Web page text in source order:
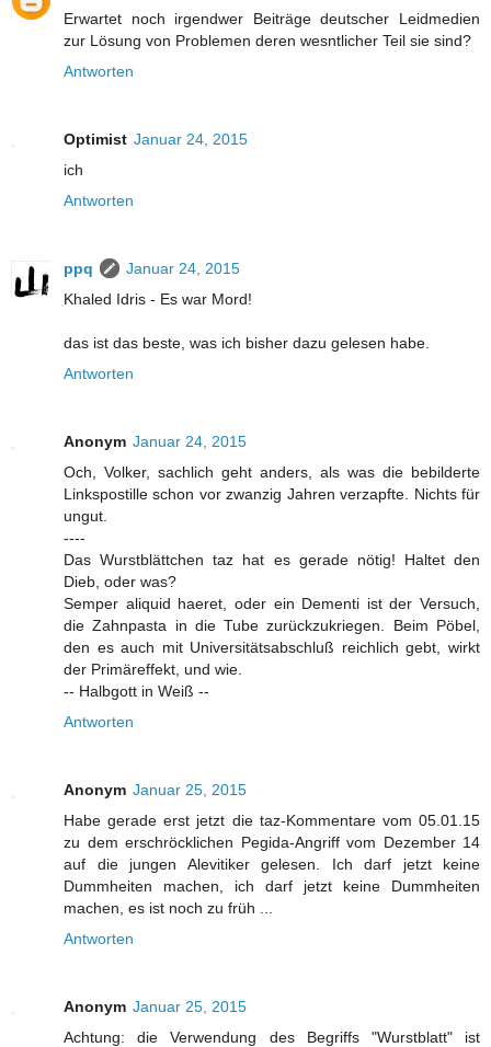
Erwartet noch irgendwer Beiträge deutscher Leidmedien
zur Lösung von Problemen deren wesntlicher Teil sie sind?
Antworten
Optimist Januar 24, 2015
ich
Antworten
ppq
Januar 24, 2015
Khaled Idris - Es war Mord!
das ist das beste, was ich bisher dazu gelesen habe.
Antworten
Anonym Januar 24, 2015
Och, Volker, sachlich geht anders, als was die bebilderte
Linkspostille schon vor zwanzig Jahren verzapfte. Nichts für
ungut.
----
Das Wurstblättchen taz hat es gerade nötig! Haltet den
Dieb, oder was?
Semper aliquid haeret, oder ein Dementi ist der Versuch,
die Zahnpasta in die Tube zurückzukriegen. Beim Pöbel,
den es auch mit Universitätsabschluß reichlich gebt, wirkt
der Primäreffekt, und wie.
-- Halbgott in Weiß --
Antworten
Anonym Januar 25, 2015
Habe gerade erst jetzt die taz-Kommentare vom 05.01.15
zu dem erschröcklichen Pegida-Angriff vom Dezember 14
auf die jungen Alevitiker gelesen. Ich darf jetzt keine
Dummheiten machen, ich darf jetzt keine Dummheiten
machen, es ist noch zu früh ...
Antworten
Anonym Januar 25, 2015
Achtung: die Verwendung des Begriffs "Wurstblatt" ist